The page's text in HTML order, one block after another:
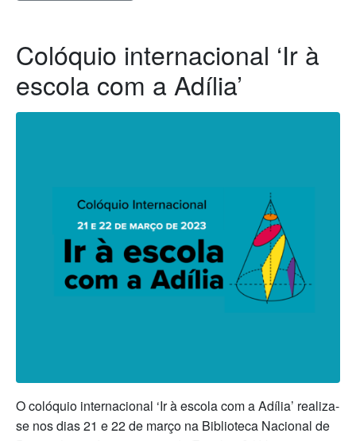
Colóquio internacional ‘Ir à
escola com a Adília’
O colóquio internacional ‘Ir à escola com a Adília’ realiza-
se nos dias 21 e 22 de março na Biblioteca Nacional de